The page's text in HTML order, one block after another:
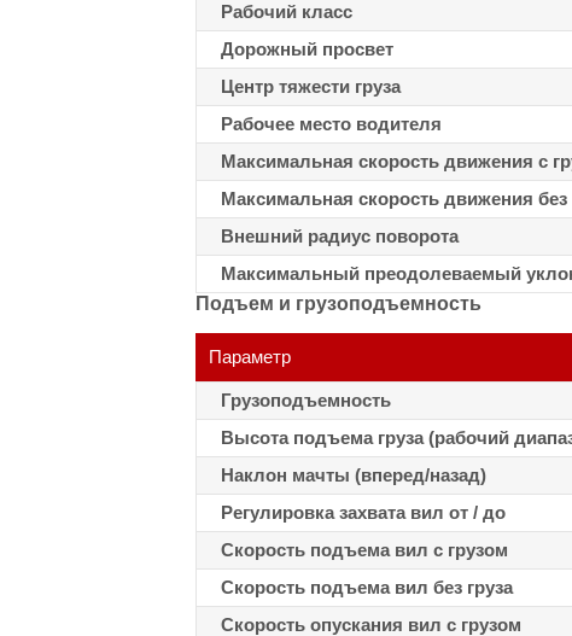
Рабочий класс
Дорожный просвет
Центр тяжести груза
Рабочее место водителя
Максимальная скорость движения с
Максимальная скорость движения без
Внешний радиус поворота
Максимальный преодолеваемый
Подъем и грузоподъемность
Параметр
Грузоподъемность
Высота подъема груза (рабочий
Наклон мачты (вперед/назад)
Регулировка захвата вил от / до
Скорость подъема вил с грузом
Скорость подъема вил без груза
Скорость опускания вил с грузом